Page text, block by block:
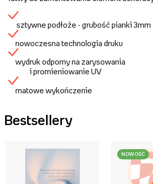
sztywne podłoże - grubość pianki 3mm
nowoczesna technologia druku
wydruk odporny na zarysowania
i promieniowanie UV
matowe wykończenie
Bestsellery
NOWOŚĆ